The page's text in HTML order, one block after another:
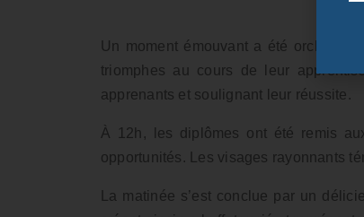
Un moment émouvant a été
triomphes au cours de leur
apprenants et soulignant leur réussite.
À 12h, les diplômes ont été remis
opportunités. Les visages rayonnants
La matinée s’est conclue par un